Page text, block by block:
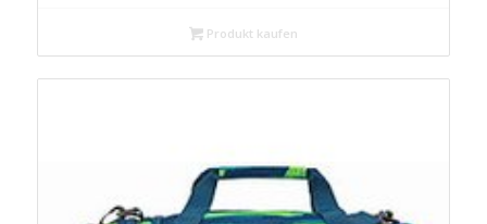
Produkt kaufen